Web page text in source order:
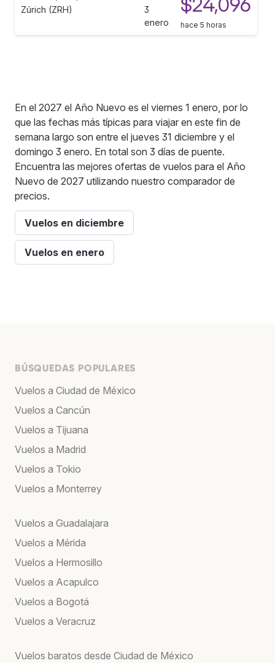
Zúrich (ZRH)
3
enero
hace 5 horas
En el 2027 el Año Nuevo es el viernes 1 enero, por lo
que las fechas más típicas para viajar en este fin de
semana largo son entre el jueves 31 diciembre y el
domingo 3 enero. En total son 3 días de puente.
Encuentra las mejores ofertas de vuelos para el Año
Nuevo de 2027 utilizando nuestro comparador de
precios.
Vuelos en diciembre
Vuelos en enero
BÚSQUEDAS POPULARES
Vuelos a Ciudad de México
Vuelos a Cancún
Vuelos a Tijuana
Vuelos a Madrid
Vuelos a Tokio
Vuelos a Monterrey
Vuelos a Guadalajara
Vuelos a Mérida
Vuelos a Hermosillo
Vuelos a Acapulco
Vuelos a Bogotá
Vuelos a Veracruz
Vuelos baratos desde Ciudad de México